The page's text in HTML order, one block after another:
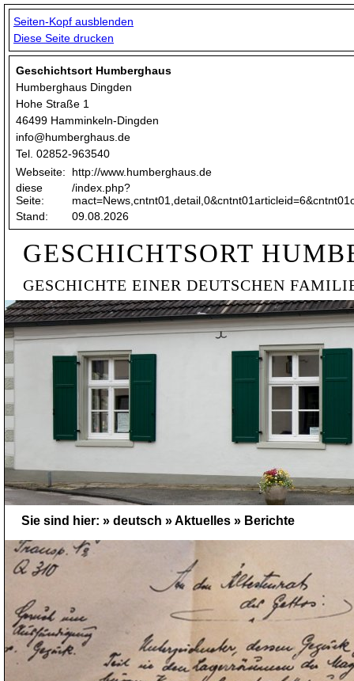
Seiten-Kopf ausblenden
Diese Seite drucken
Geschichtsort Humberghaus
Humberghaus Dingden
Hohe Straße 1
46499 Hamminkeln-Dingden
info@humberghaus.de
Tel. 02852-963540
Webseite:
http://www.humberghaus.de
diese
Seite:
/index.php?
Stand:
09.08.2026
GESCHICHTSORT
GESCHICHTE EINER DEUTSCHEN
Sie sind hier: » deutsch »Aktuelles » Berichte